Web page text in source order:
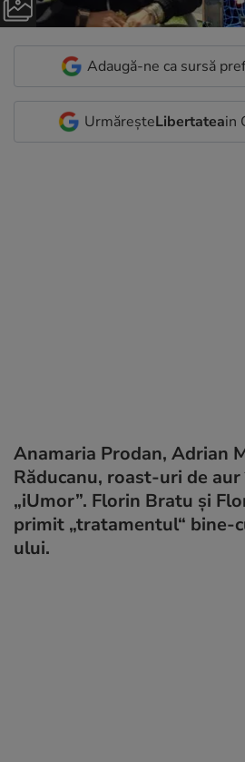
Adaugă-ne ca sursă
UrmăreșteLibertateain
Anamaria Prodan, Adrian
Răducanu, roast-uri de
„iUmor”. Florin Bratu și
primit „tratamentul“ bine-
ului.